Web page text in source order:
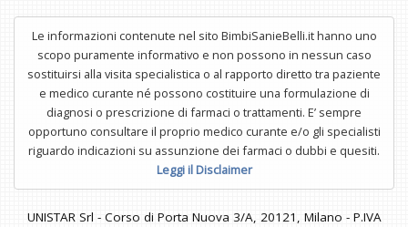
Le informazioni contenute nel sito BimbiSanieBelli.it hanno uno
scopo puramente informativo e non possono in nessun caso
sostituirsi alla visita specialistica o al rapporto diretto tra paziente
e medico curante né possono costituire una formulazione di
diagnosi o prescrizione di farmaci o trattamenti. E’ sempre
opportuno consultare il proprio medico curante e/o gli specialisti
riguardo indicazioni su assunzione dei farmaci o dubbi e quesiti.
Leggi il Disclaimer
UNISTAR Srl - Corso di Porta Nuova 3/A, 20121, Milano - P.IVA